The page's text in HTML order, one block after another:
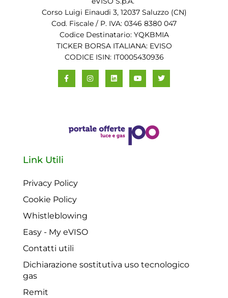
Corso Luigi Einaudi 3, 12037 Saluzzo (CN)
Cod. Fiscale / P. IVA: 0346 8380 047
Codice Destinatario: YQKBMIA
TICKER BORSA ITALIANA: EVISO
CODICE ISIN: IT0005430936
Link Utili
Privacy Policy
Cookie Policy
Whistleblowing
Easy - My eVISO
Contatti utili
Dichiarazione sostitutiva uso tecnologico
gas
Remit